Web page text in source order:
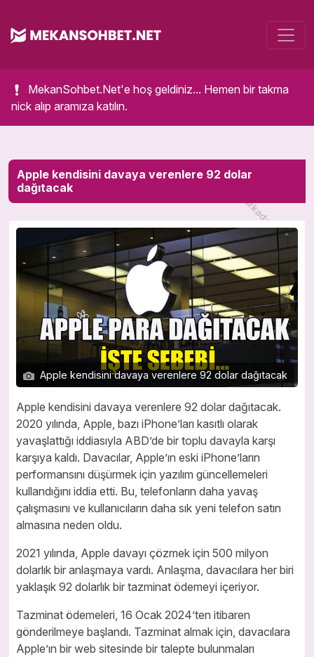
MekanSohbet.Net'e hoş geldiniz... Hemen bir takma
nick alıp aramıza katılın.
Apple kendisini davaya verenlere 92 dolar
dağıtacak
Apple kendisini davaya verenlere 92 dolar dağıtacak
Apple kendisini davaya verenlere 92 dolar dağıtacak.
2020 yılında, Apple, bazı iPhone’ları kasıtlı olarak
yavaşlattığı iddiasıyla ABD’de bir toplu davayla karşı
karşıya kaldı. Davacılar, Apple’ın eski iPhone’ların
performansını düşürmek için yazılım güncellemeleri
kullandığını iddia etti. Bu, telefonların daha yavaş
çalışmasını ve kullanıcıların daha sık yeni telefon satın
almasına neden oldu.
2021 yılında, Apple davayı çözmek için 500 milyon
dolarlık bir anlaşmaya vardı. Anlaşma, davacılara her biri
yaklaşık 92 dolarlık bir tazminat ödemeyi içeriyor.
Tazminat ödemeleri, 16 Ocak 2024’ten itibaren
gönderilmeye başlandı. Tazminat almak için, davacılara
Apple’ın bir web sitesinde bir talepte bulunmaları